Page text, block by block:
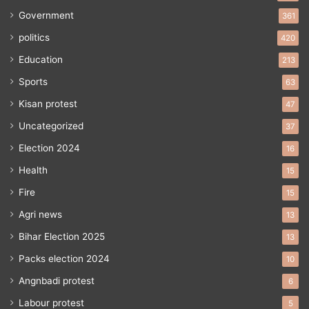
Government 361
politics 420
Education 213
Sports 63
Kisan protest 47
Uncategorized 37
Election 2024 16
Health 15
Fire 15
Agri news 13
Bihar Election 2025 13
Packs election 2024 10
Angnbadi protest 6
Labour protest 5